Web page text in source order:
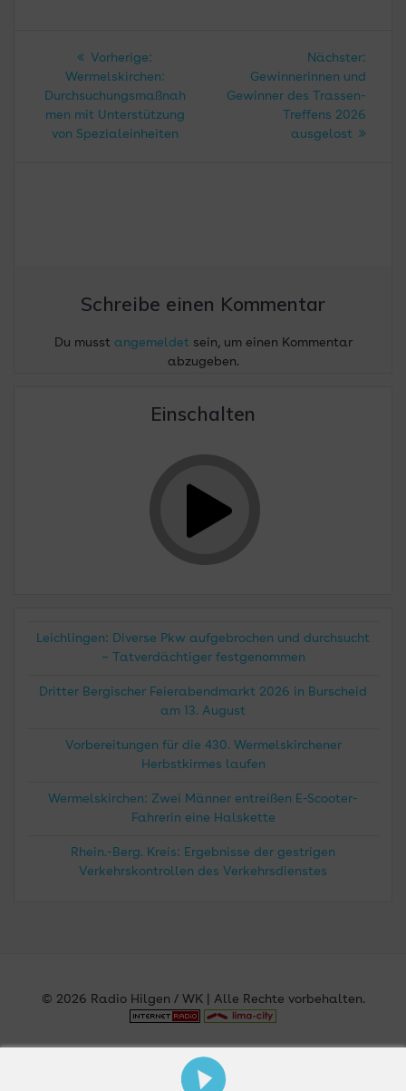
Beitragsnavigation
Vorherige:
Beitrag:
Wermelskirchen:
Durchsuchungsmaßnah
men mit Unterstützung
von Spezialeinheiten
Nächster:
Gewinnerinnen und
Gewinner des Trassen-
Treffens 2026
ausgelost
Schreibe einen Kommentar
Du musst angemeldetsein, um einen Kommentar
abzugeben.
Einschalten
Leichlingen: Diverse Pkw aufgebrochen und durchsucht
– Tatverdächtiger festgenommen
Dritter Bergischer Feierabendmarkt 2026 in Burscheid
am 13. August
Vorbereitungen für die 430. Wermelskirchener
Herbstkirmes laufen
Wermelskirchen: Zwei Männer entreißen E-Scooter-
Fahrerin eine Halskette
Rhein.-Berg. Kreis: Ergebnisse der gestrigen
Verkehrskontrollen des Verkehrsdienstes
© 2026 Radio Hilgen / WK | Alle Rechte vorbehalten.